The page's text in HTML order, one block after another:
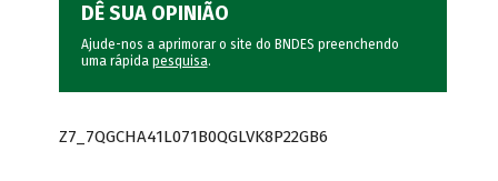
DÊ SUA OPINIÃO
Ajude-nos a aprimorar o site do BNDES preenchendo
uma rápida pesquisa.
Z7_7QGCHA41L071B0QGLVK8P22GB6